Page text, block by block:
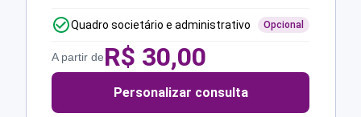
Quadro societário e administrativo Opcional
A partir deR$ 30,00
Personalizar consulta